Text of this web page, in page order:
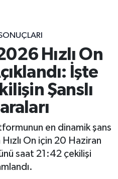
Hızlı On
İşte
Şanslı
en dinamik şans
On için 20 Haziran
saat 21:42 çekilişi